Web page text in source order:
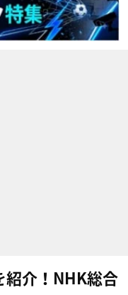
紹介！NHK総合